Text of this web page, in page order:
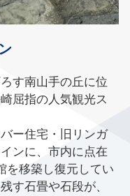
す南山手の丘に位
屈指の人気観光ス
ー住宅・旧リンガ
ンに、市内に点在
を移築し復元してい
す石畳や石段が、